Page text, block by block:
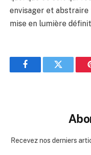
envisager et abstraire
mise en lumière
FacebookTwitter
Recevez nos derniers